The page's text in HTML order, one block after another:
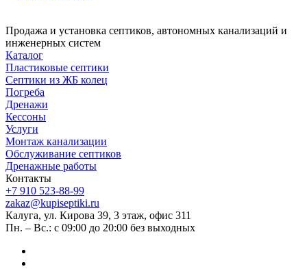
Продажа и установка септиков, автономных канализаций и
инженерных систем
Каталог
Пластиковые септики
Септики из ЖБ колец
Погреба
Дренажи
Кессоны
Услуги
Монтаж канализации
Обслуживание септиков
Дренажные работы
Контакты
+7 910 523-88-99
zakaz@kupiseptiki.ru
Калуга, ул. Кирова 39, 3 этаж, офис 311
Пн. – Вс.: с 09:00 до 20:00 без выходных